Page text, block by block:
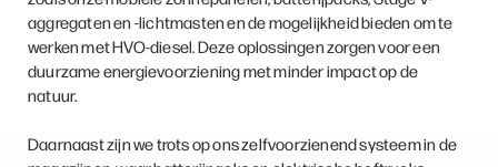
aggregaten en -lichtmasten en de mogelijkheid bieden om te
werken met HVO-diesel. Deze oplossingen zorgen voor een
duurzame energievoorziening met minder impact op de
natuur.
Daarnaast zijn we trots op ons zelfvoorzienend systeem in de